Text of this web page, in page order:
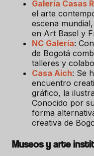
Galería Casas
el arte
escena
en Art Basel y
NC Galería:
de Bogotá
talleres y
Casa Aich: Se
encuentro
gráfico, la
Conocido por
forma
creativa de
Museos y arte